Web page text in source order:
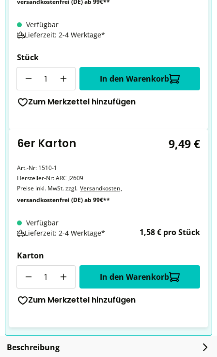
versandkostenfrei (DE) ab 99€**
Verfügbar
Lieferzeit: 2-4 Werktage*
Stück
In den Warenkorb
Zum Merkzettel hinzufügen
6er Karton 9,49 €
Art.-Nr: 1510-1
Hersteller-Nr:ARC J2609
Preise inkl. MwSt. zzgl. Versandkosten,
versandkostenfrei (DE) ab 99€**
Verfügbar
Lieferzeit: 2-4 Werktage*
1,58 € pro Stück
Karton
In den Warenkorb
Zum Merkzettel hinzufügen
Beschreibung